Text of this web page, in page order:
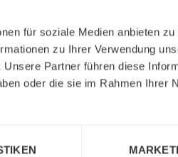
für soziale Medien anbieten zu
zu Ihrer Verwendung
Partner führen diese
oder die sie im Rahmen Ihrer
Kunden und des
Das Buch hat nicht
ihm eine große
und der
wollen.
scheitert.